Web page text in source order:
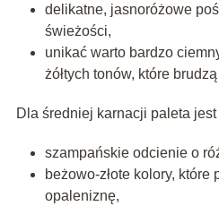
delikatne, jasnoróżowe
świeżości,
unikać warto bardzo
żółtych tonów, które
Dla średniej karnacji paleta
szampańskie odcienie o
beżowo-złote kolory, które
opaleniznę,